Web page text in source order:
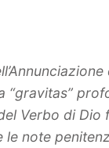
“gravitas”
Verbo di
le note